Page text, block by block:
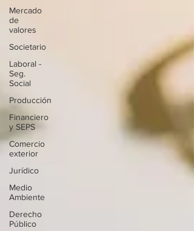
Mercado
de
valores
Societario
Laboral -
Seg.
Social
Producción
Financiero
y SEPS
Comercio
exterior
Jurídico
Medio
Ambiente
Derecho
Público